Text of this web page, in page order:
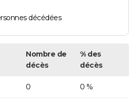
décédées
Nombre de
décès
% des
décès
0 0 %